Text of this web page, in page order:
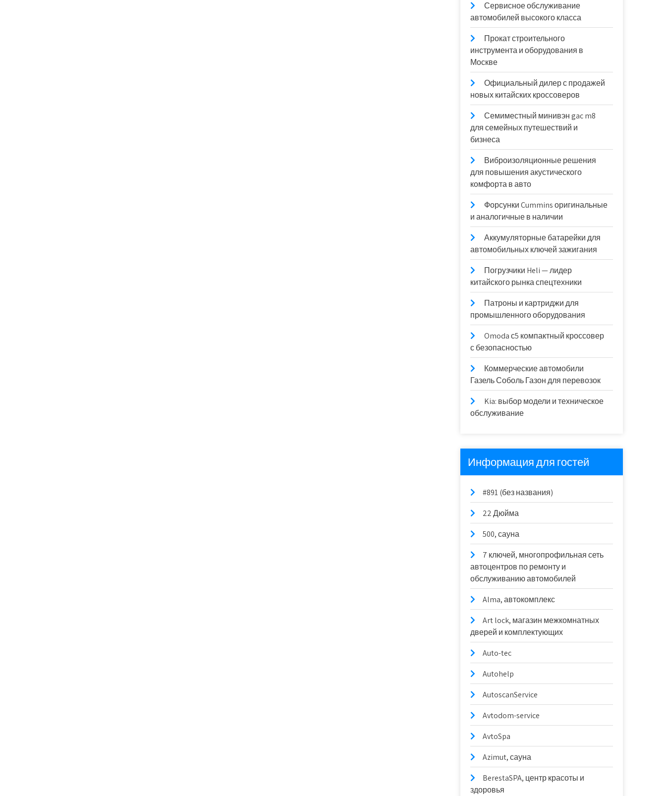
Сервисное обслуживание
автомобилей высокого класса
Прокат строительного
инструмента и оборудования в
Москве
Официальный дилер с продажей
новых китайских кроссоверов
Семиместный минивэн gac m8
для семейных путешествий и
бизнеса
Виброизоляционные решения
для повышения акустического
комфорта в авто
Форсунки Cummins оригинальные
и аналогичные в наличии
Аккумуляторные батарейки для
автомобильных ключей зажигания
Погрузчики Heli — лидер
китайского рынка спецтехники
Патроны и картриджи для
промышленного оборудования
Omoda с5 компактный кроссовер
с безопасностью
Коммерческие автомобили
Газель Соболь Газон для перевозок
Kia: выбор модели и техническое
обслуживание
Информация для гостей
#891 (без названия)
22 Дюйма
500, сауна
7 ключей, многопрофильная сеть
автоцентров по ремонту и
обслуживанию автомобилей
Alma, автокомплекс
Art lock, магазин межкомнатных
дверей и комплектующих
Auto-tec
Autohelp
AutoscanService
Avtodom-service
AvtoSpa
Azimut, сауна
BerestaSPA, центр красоты и
здоровья